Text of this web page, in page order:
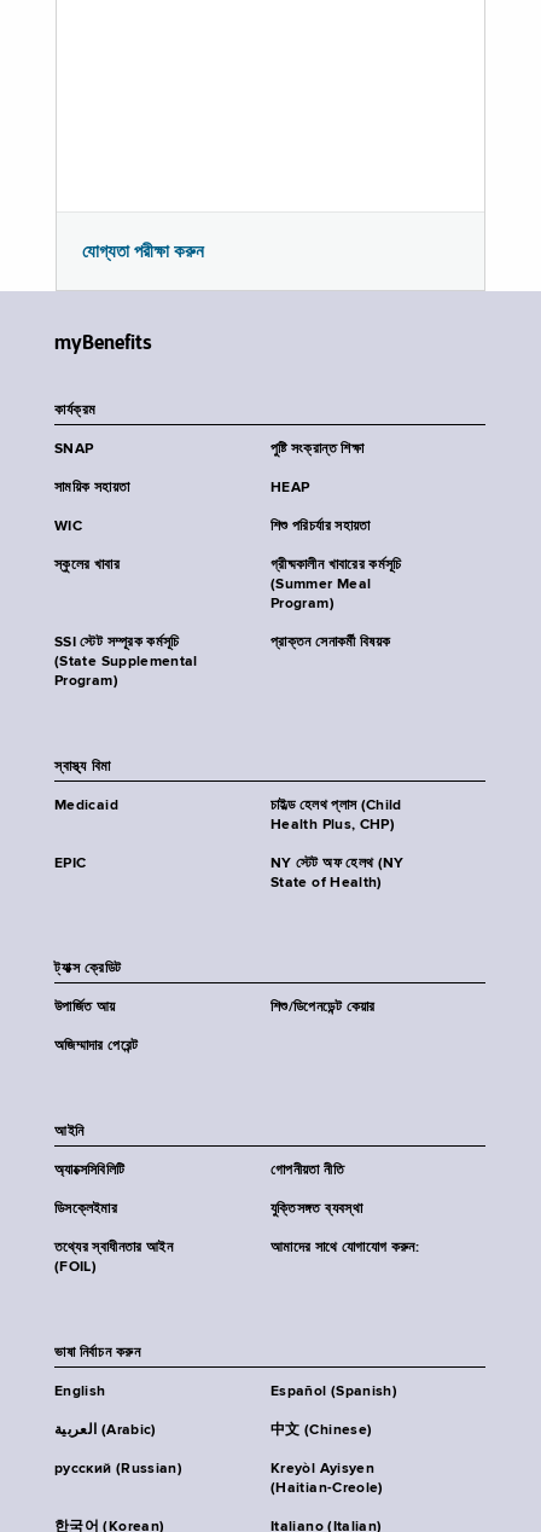
যোগ্যতা পরীক্ষা করুন
myBenefits
কার্যক্রম
SNAP পুষ্টি সংক্রান্ত শিক্ষা
সাময়িক সহায়তা HEAP
WIC শিশু পরিচর্যার সহায়তা
স্কুলের খাবার
গ্রীষ্মকালীন খাবারের কর্মসূচি
(Summer Meal
Program)
SSI স্টেট সম্পূরক কর্মসূচি
(State Supplemental
Program)
প্রাক্তন সেনাকর্মী বিষয়ক
স্বাস্থ্য বিমা
Medicaid
চাইল্ড হেলথ প্লাস (Child
Health Plus, CHP)
EPIC
NY স্টেট অফ হেলথ (NY
State of Health)
ট্যাক্স ক্রেডিট
উপার্জিত আয় শিশু/ডিপেনডেন্ট কেয়ার
অজিম্মাদার পেরেন্ট
আইনি
অ্যাক্সেসিবিলিটি গোপনীয়তা নীতি
ডিসক্লেইমার যুক্তিসঙ্গত ব্যবস্থা
তথ্যের স্বাধীনতার আইন
(FOIL)
আমাদের সাথে যোগাযোগ করুন:
ভাষা নির্বাচন করুন
English Español (Spanish)
العربية (Arabic) 中文 (Chinese)
русский (Russian)
Kreyòl Ayisyen
(Haitian-Creole)
한국어 (Korean) Italiano (Italian)